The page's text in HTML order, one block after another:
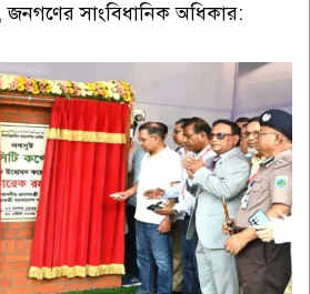
জনগণের সাংবিধানিক অধিকার: